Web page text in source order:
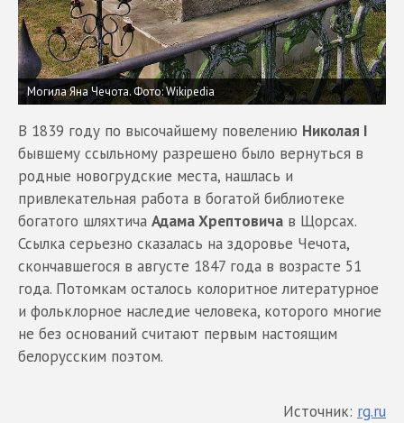
Могила Яна Чечота.Фото: Wikipedia
В 1839 году по высочайшему повелению Николая I
бывшему ссыльному разрешено было вернуться в
родные новогрудские места, нашлась и
привлекательная работа в богатой библиотеке
богатого шляхтича Адама Хрептовича в Щорсах.
Ссылка серьезно сказалась на здоровье Чечота,
скончавшегося в августе 1847 года в возрасте 51
года. Потомкам осталось колоритное литературное
и фольклорное наследие человека, которого многие
не без оснований считают первым настоящим
белорусским поэтом.
Источник: rg.ru